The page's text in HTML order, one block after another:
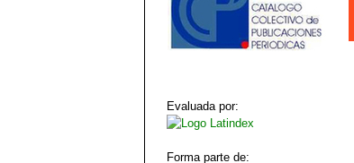
Evaluada por:
Forma parte de: